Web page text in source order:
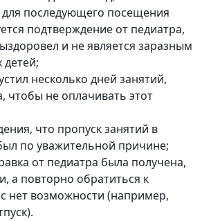
последующего посещения
подтверждение от педиатра,
и не является заразным
детей;
несколько дней занятий,
чтобы не оплачивать этот
что пропуск занятий в
по уважительной причине;
от педиатра была получена,
а повторно обратиться к
нет возможности (например,